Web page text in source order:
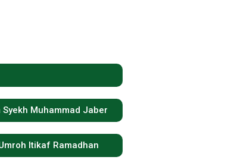
Muhammad Jaber
Itikaf Ramadhan